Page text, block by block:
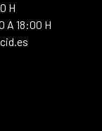
H
A 18:00 H